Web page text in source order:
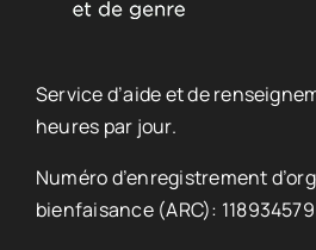
Service d’aide et de
heures par jour.
Numéro d’enregistrement
bienfaisance (ARC): 118934579